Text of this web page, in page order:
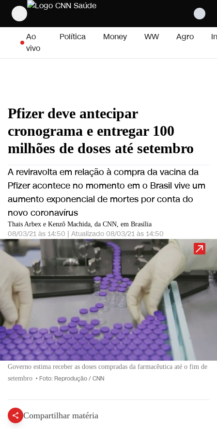
Pular para o conteúdo
Ao
vivo
Política Money WW Agro
Pfizer deve antecipar
cronograma e entregar 100
milhões de doses até setembro
A reviravolta em relação à compra da vacina da
Pfizer acontece no momento em o Brasil vive um
aumento exponencial de mortes por conta do
novo coronavírus
Thais Arbex e Kenzô Machida, da CNN, em Brasília
08/03/21 às 14:50 | Atualizado 08/03/21 às 14:50
Governo estima receber as doses compradas da farmacêutica até o fim de
setembro • Foto: Reprodução / CNN
Compartilhar matéria